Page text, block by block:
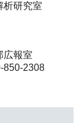
研究室
広報室
2308